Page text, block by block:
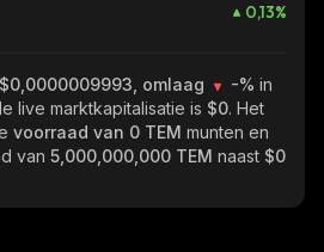
0,13%
omlaag -% in
live marktkapitalisatie is $0. Het
voorraad van 0 TEM munten en
van 5,000,000,000 TEM naast $0